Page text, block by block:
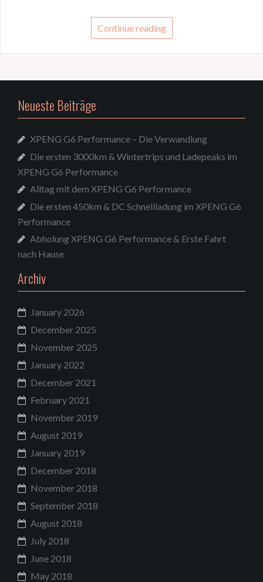
Continue reading
Neueste Beiträge
XPENG G6 Performance – Die Verwandlung
Die ersten 3000km & Wintertrips und Ladepeaks im
XPENG G6 Performance
Alltag mit dem XPENG G6 Performance
Die ersten 450km & DC Schnellladung im XPENG G6
Performance
Abholung XPENG G6 Performance & Erste Fahrt
nach Hause
Archiv
January 2026
December 2025
November 2025
January 2022
December 2021
February 2021
November 2019
August 2019
January 2019
December 2018
November 2018
September 2018
August 2018
July 2018
June 2018
May 2018